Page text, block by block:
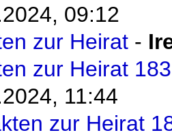
09:12
zur Heirat -
zur Heirat
11:44
zur Heirat